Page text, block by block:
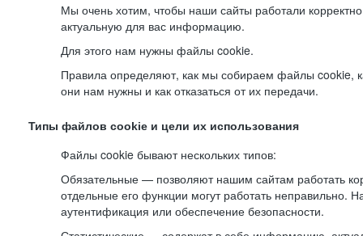
Мы очень хотим, чтобы наши сайты работали
актуальную для вас информацию.
Для этого нам нужны файлы cookie.
Правила определяют, как мы собираем файлы cookie,
они нам нужны и как отказаться от их передачи.
Типы файлов cookie и цели их использования
Файлы cookie бывают нескольких типов:
Обязательные — позволяют нашим сайтам работать
отдельные его функции могут работать неправильно.
аутентификация или обеспечение безопасности.